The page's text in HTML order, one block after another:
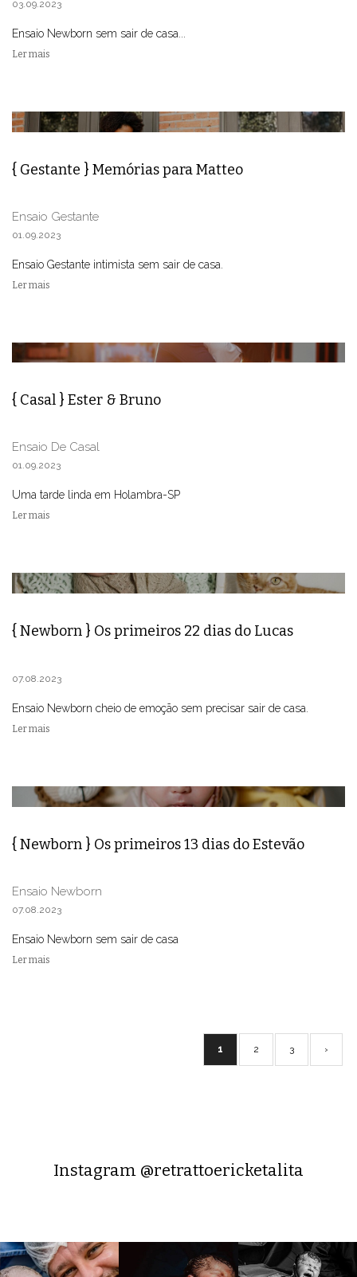
03.09.2023
Ensaio Newborn sem sair de casa...
Ler mais
{ Gestante } Memórias para Matteo
Ensaio Gestante
01.09.2023
Ensaio Gestante intimista sem sair de casa.
Ler mais
{ Casal } Ester & Bruno
Ensaio De Casal
01.09.2023
Uma tarde linda em Holambra-SP
Ler mais
{ Newborn } Os primeiros 22 dias do Lucas
07.08.2023
Ensaio Newborn cheio de emoção sem precisar sair de casa.
Ler mais
{ Newborn } Os primeiros 13 dias do Estevão
Ensaio Newborn
07.08.2023
Ensaio Newborn sem sair de casa
Ler mais
1 2 3 ›
Instagram @retrattoericketalita